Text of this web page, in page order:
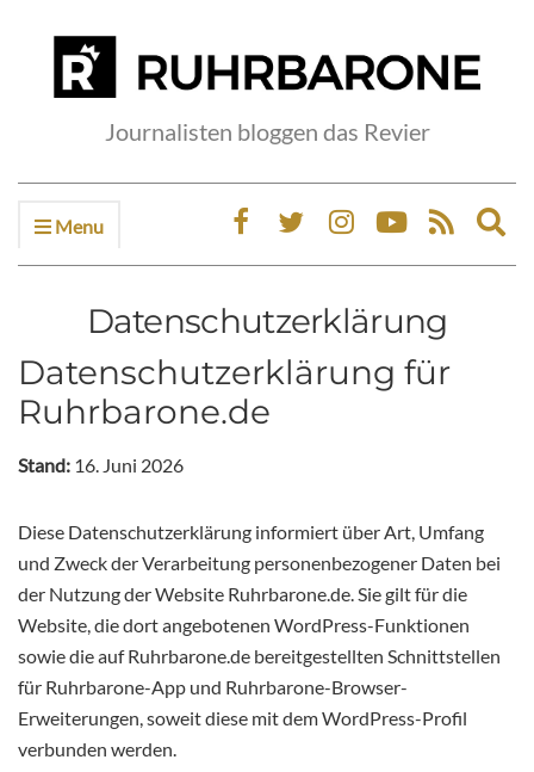
Journalisten bloggen das Revier
Menu
Datenschutzerklärung
Datenschutzerklärung für
Ruhrbarone.de
Stand: 16. Juni 2026
Diese Datenschutzerklärung informiert über Art, Umfang
und Zweck der Verarbeitung personenbezogener Daten bei
der Nutzung der Website Ruhrbarone.de. Sie gilt für die
Website, die dort angebotenen WordPress-Funktionen
sowie die auf Ruhrbarone.de bereitgestellten Schnittstellen
für Ruhrbarone-App und Ruhrbarone-Browser-
Erweiterungen, soweit diese mit dem WordPress-Profil
verbunden werden.